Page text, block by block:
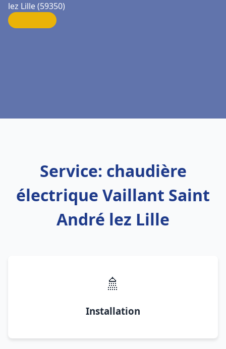
lez Lille (59350)
Service: chaudière
électrique Vaillant Saint
André lez Lille
🚿
Installation